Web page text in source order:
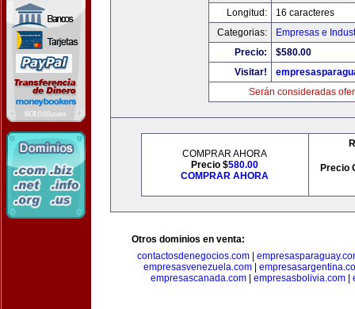
Longitud:
16 caracteres
Categorias:
Empresas e
Precio:
$580.00
Visitar!
Serán consideradas
COMPRAR AHORA
Precio $580.00
COMPRAR AHORA
Precio
Otros dominios en venta:
contactosdenegocios.com
empresasvenezuela.com|
empresascanada.com| empresasbolivia.com|